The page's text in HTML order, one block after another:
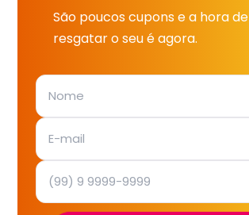
São poucos cupons e a hora de
resgatar o seu é agora.